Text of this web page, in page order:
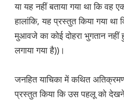
या यह नहीं बताया गया था कि वह
हालांकि, यह प्रस्तुत किया गया था
मुआवजे का कोई दोहरा भुगतान
लगाया गया है))।
जनहित याचिका में कथित
प्रस्तुत किया कि उस पहलू को